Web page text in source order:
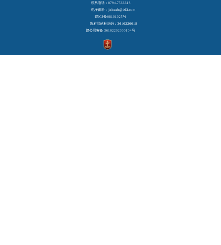
联系电话：0794-7566618
电子邮件：jxlczxb@163.com
赣ICP备08101025号
政府网站标识码：3610220018
赣公网安备 36102202000104号